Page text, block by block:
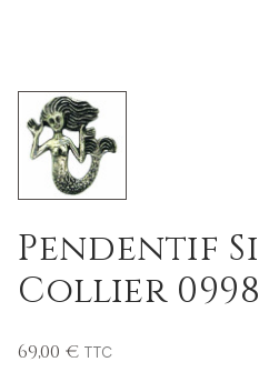
Pendentif
Collier
69,00 € TTC